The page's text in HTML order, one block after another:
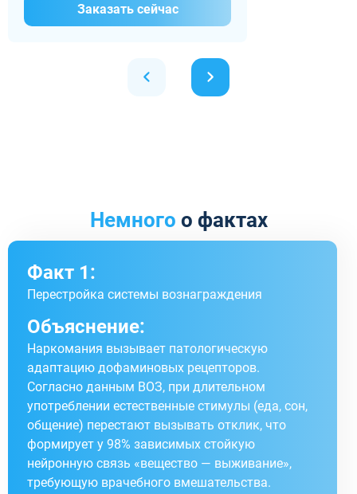
Заказать сейчас
Немного о фактах
Факт 1:
Перестройка системы вознаграждения
Объяснение:
Наркомания вызывает патологическую
адаптацию дофаминовых рецепторов.
Согласно данным ВОЗ, при длительном
употреблении естественные стимулы (еда, сон,
общение) перестают вызывать отклик, что
формирует у 98% зависимых стойкую
нейронную связь «вещество — выживание»,
требующую врачебного вмешательства.